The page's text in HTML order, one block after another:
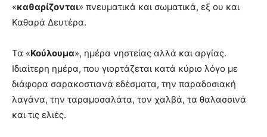
«καθαρίζονται» πνευματικά και σωματικά, εξ ου και
Καθαρά Δευτέρα.
Τα «Κούλουμα», ημέρα νηστείας αλλά και αργίας.
Ιδιαίτερη ημέρα, που γιορτάζεται κατά κύριο λόγο με
διάφορα σαρακοστιανά εδέσματα, την παραδοσιακή
λαγάνα, την ταραμοσαλάτα, τον χαλβά, τα θαλασσινά
και τις ελιές.